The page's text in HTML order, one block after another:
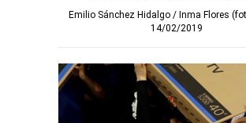
Emilio Sánchez Hidalgo/ Inma Flores
14/02/2019